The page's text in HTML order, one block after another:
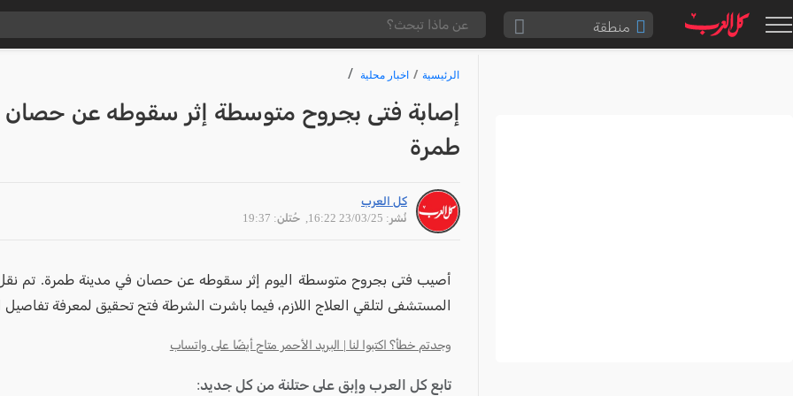
منطقة
الرئيسية اخبار محلية
إصابة فتى بجروح متوسطة إثر سقوطه عن
طمرة
كل العرب
نُشر: 23/03/25 16:22
, حُتلن: 19:37
أصيب فتى بجروح متوسطة اليوم إثر سقوطه عن حصان في مدينة طمرة. تم
المستشفى لتلقي العلاج اللازم، فيما باشرت الشرطة فتح تحقيق لمعرفة
وجدتم خطأ؟ اكتبوا لنا | البريد الأحمر متاح أيضًا على واتساب
تابع كل العرب وإبق على حتلنة من كل جديد: